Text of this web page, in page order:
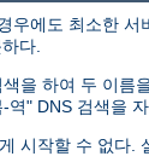
에도 최소한
다.
을 하여 두 이
" DNS 검색을
시작할 수 없다